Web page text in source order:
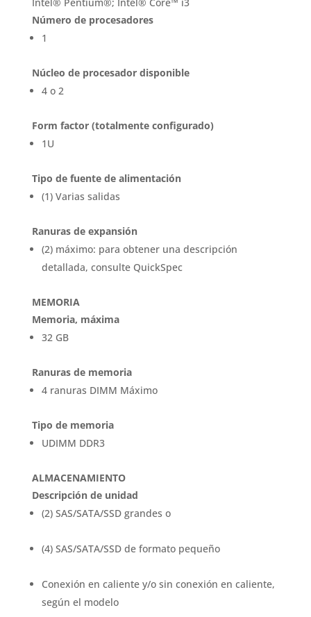
Número de procesadores
1
Núcleo de procesador disponible
4 o 2
Form factor (totalmente configurado)
1U
Tipo de fuente de alimentación
(1) Varias salidas
Ranuras de expansión
(2) máximo: para obtener una descripción
detallada, consulte QuickSpec
MEMORIA
Memoria, máxima
32 GB
Ranuras de memoria
4 ranuras DIMM Máximo
Tipo de memoria
UDIMM DDR3
ALMACENAMIENTO
Descripción de unidad
(2) SAS/SATA/SSD grandes o
(4) SAS/SATA/SSD de formato pequeño
Conexión en caliente y/o sin conexión en caliente,
según el modelo